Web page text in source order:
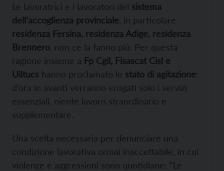
Le lavoratrici e i lavoratori del sistema
dell’accoglienza provinciale , in particolare
residenza Fersina, residenza Adige, residenza
Brennero , non ce la fanno più. Per questa
ragione insieme a Fp Cgil, Fisascat Cisl e
Uiltucs hanno proclamato lo stato di agitazione:
d’ora in avanti verranno erogati solo i servizi
essenziali, niente lavoro straordinario e
supplementare.
Una scelta necessaria per denunciare una
condizione lavorativa ormai inaccettabile, in cui
violenze e aggressioni sono quotidiane: “Le